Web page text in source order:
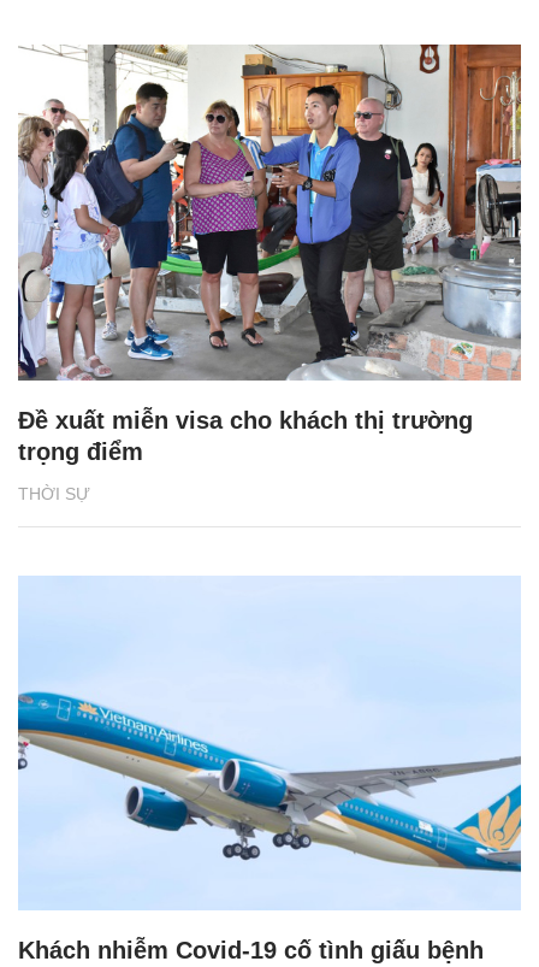
THỜI SỰ
Đề xuất miễn visa cho khách thị trường
trọng điểm
Khách nhiễm Covid-19 cố tình giấu bệnh